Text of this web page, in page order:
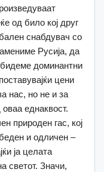
од било кој друг
снабдувач со
Русија, да
доминантни
цени
нас, но не и за
еднаквост.
природен гас, кој
и одличен –
ја целата
светот. Значи,